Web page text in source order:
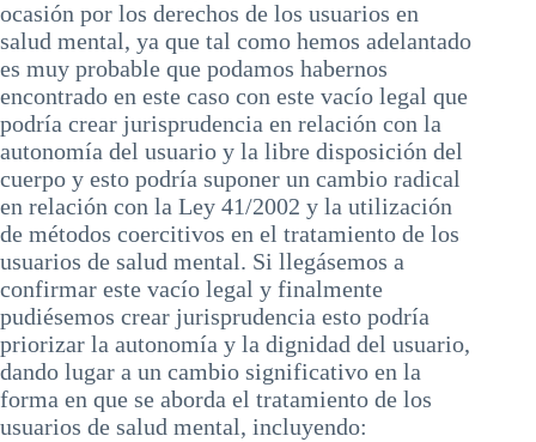
ocasión por los derechos de los usuarios en
salud mental, ya que tal como hemos adelantado
es muy probable que podamos habernos
encontrado en este caso con este vacío legal que
podría crear jurisprudencia en relación con la
autonomía del usuario y la libre disposición del
cuerpo y esto podría suponer un cambio radical
en relación con la Ley 41/2002 y la utilización
de métodos coercitivos en el tratamiento de los
usuarios de salud mental. Si llegásemos a
confirmar este vacío legal y finalmente
pudiésemos crear jurisprudencia esto podría
priorizar la autonomía y la dignidad del usuario,
dando lugar a un cambio significativo en la
forma en que se aborda el tratamiento de los
usuarios de salud mental, incluyendo: